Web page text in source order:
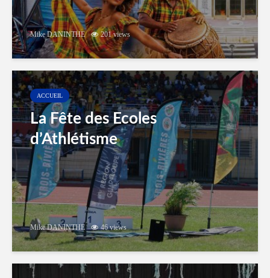
Mike DANINTHE 201 views
ACCUEIL
La Fête des Ecoles
d’Athlétisme
Mike DANINTHE 46 views